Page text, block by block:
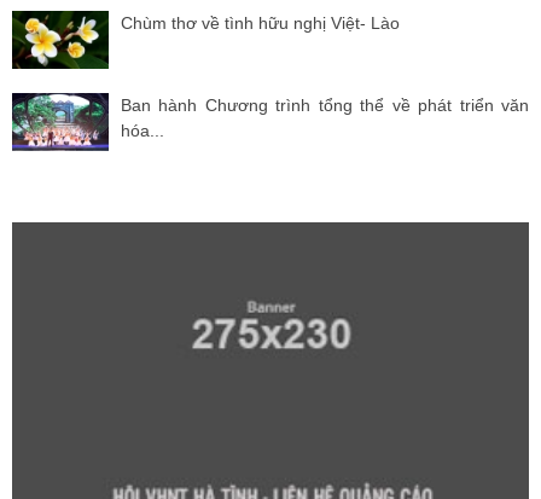
Chùm thơ về tình hữu nghị Việt- Lào
Ban hành Chương trình tổng thể về phát triển văn
hóa...